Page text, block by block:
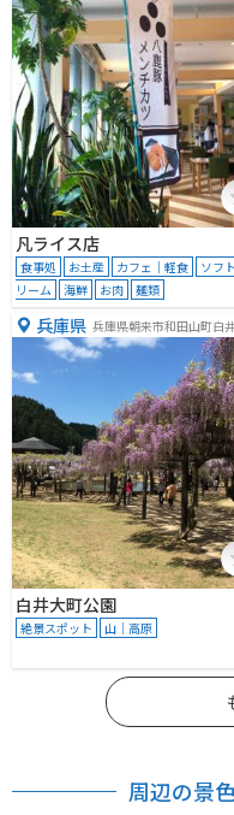
凡ライス店
食事処 お土産 カフェ｜軽食
ソフ
リーム
海鮮 お肉 麺類
兵庫県 兵庫県朝来市和田山町白
０８
白井大町公園
絶景スポット 山｜高原
周辺の景